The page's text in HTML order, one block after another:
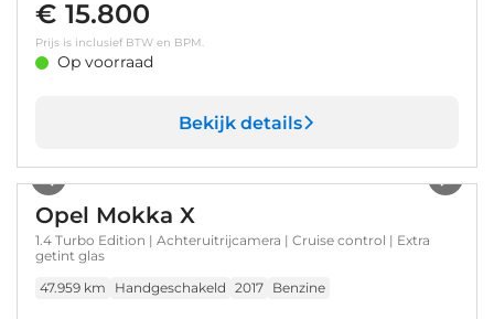
€ 15.800
Prijs is inclusief BTW en BPM.
Op voorraad
Bekijk details
Opel Mokka X
1.4 Turbo Edition | Achteruitrijcamera | Cruise control | Extra
getint glas
47.959 km
Handgeschakeld 2017 Benzine